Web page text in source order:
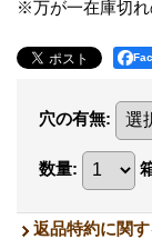
※万が一在庫切れ
穴の有無:
数量:
返品特約に関